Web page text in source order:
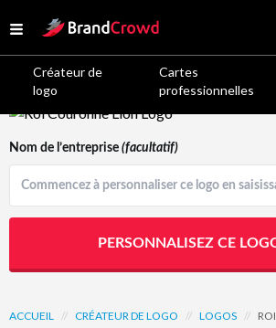
Open menu
Site Logo
Créateur de
logo
Cartes
professionnelles
Logo Template Preview
ACCUEIL // CRÉATEUR DE LOGO // LOGOS //
Nom de l’entreprise (facultatif)
PERSONNALISEZ CE